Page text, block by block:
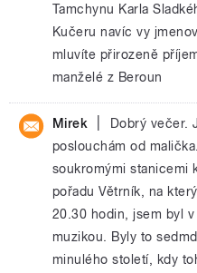
Tamchynu Karla
Kučeru navíc vy
mluvíte přirozeně
manželé z Beroun
Mirek
Dobrý večer.
poslouchám od
soukromými stanicemi
pořadu Větrník, na
20.30 hodin, jsem byl
muzikou. Byly to
minulého století, kdy